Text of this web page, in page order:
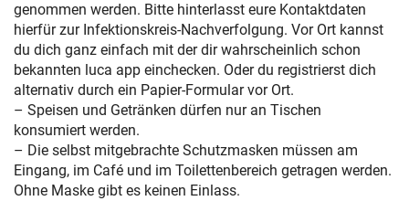
genommen werden. Bitte hinterlasst eure Kontaktdaten
hierfür zur Infektionskreis-Nachverfolgung. Vor Ort kannst
du dich ganz einfach mit der dir wahrscheinlich schon
bekannten luca app einchecken. Oder du registrierst dich
alternativ durch ein Papier-Formular vor Ort.
– Speisen und Getränken dürfen nur an Tischen
konsumiert werden.
– Die selbst mitgebrachte Schutzmasken müssen am
Eingang, im Café und im Toilettenbereich getragen werden.
Ohne Maske gibt es keinen Einlass.